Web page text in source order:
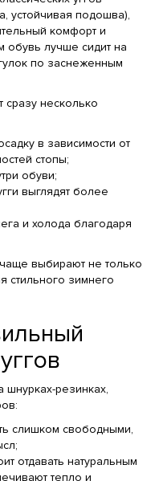
устойчивая подошва),
комфорт и
обувь лучше сидит на
по заснеженным
несколько
в зависимости от
стопы;
обуви;
выглядят более
и холода благодаря
выбирают не только
стильного зимнего
шнурках-резинках,
слишком свободными,
отдавать натуральным
тепло и